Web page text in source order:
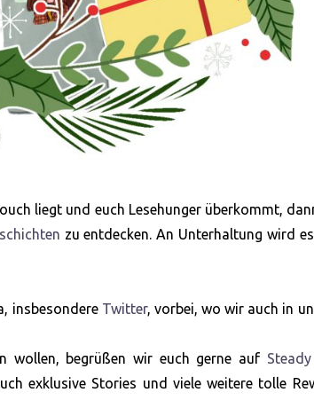
liegt und euch Lesehunger überkommt,
zu entdecken. An Unterhaltung wird
insbesondere Twitter, vorbei, wo wir auch in
wollen, begrüßen wir euch gerne auf Steady
exklusive Stories und viele weitere tolle